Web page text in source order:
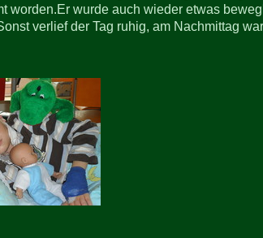
worden.Er wurde auch wieder etwas
verlief der Tag ruhig, am Nachmittag